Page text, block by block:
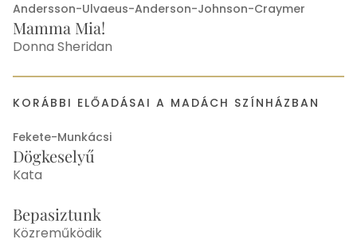
Andersson-Ulvaeus-Anderson-Johnson-Craymer
Mamma Mia!
Donna Sheridan
KORÁBBI ELŐADÁSAI A MADÁCH SZÍNHÁZBAN
Fekete-Munkácsi
Dögkeselyű
Kata
Bepasiztunk
Közreműködik